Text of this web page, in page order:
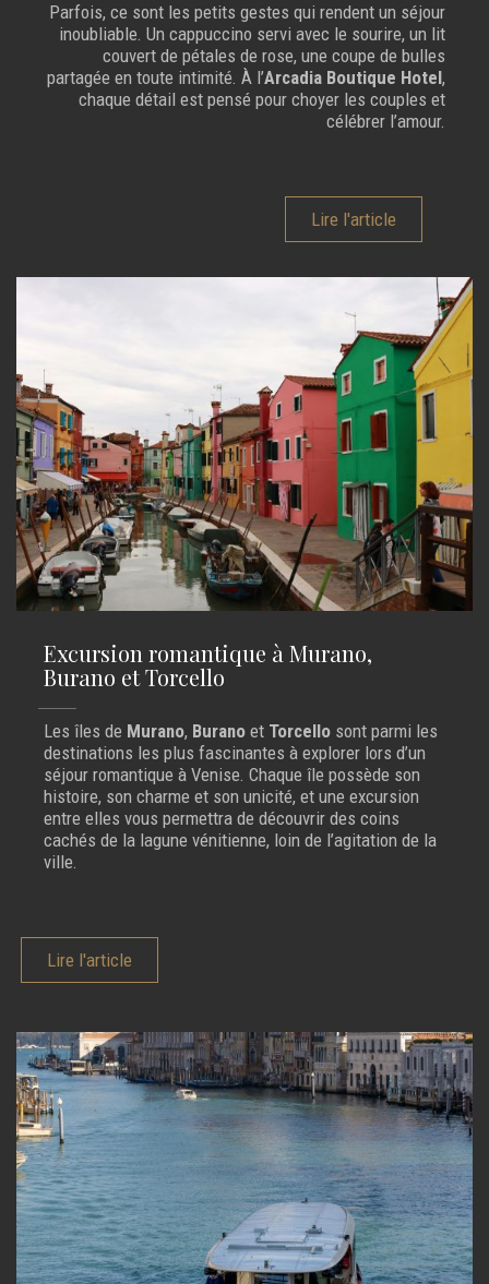
Parfois, ce sont les petits gestes qui rendent un séjour
inoubliable. Un cappuccino servi avec le sourire, un lit
couvert de pétales de rose, une coupe de bulles
partagée en toute intimité. À l’Arcadia Boutique Hotel,
chaque détail est pensé pour choyer les couples et
célébrer l’amour.
Lire l'article
Excursion romantique à Murano,
Burano et Torcello
Les îles de Murano, Burano et Torcello sont parmi les
destinations les plus fascinantes à explorer lors d’un
séjour romantique à Venise. Chaque île possède son
histoire, son charme et son unicité, et une excursion
entre elles vous permettra de découvrir des coins
cachés de la lagune vénitienne, loin de l’agitation de la
ville.
Lire l'article